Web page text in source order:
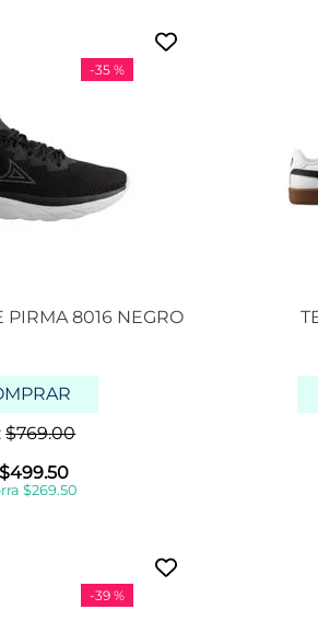
-35 %
PIRMA 8016 NEGRO
$769.00
$499.50
$269.50
-39 %